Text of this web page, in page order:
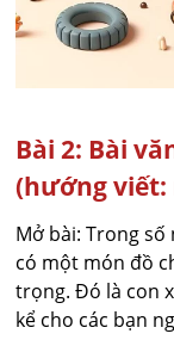
Bài 2: Bài
(hướng
Mở bài: Trong
có một món đồ
trọng. Đó là con
kể cho các bạn